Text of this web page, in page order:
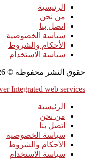
الرئيسية
من نحن
اتصل بنا
سياسة الخصوصية
الأحكام والشروط
سياسة الاستخدام
حقوق النشر محفوظة ©
Integrated web services
الرئيسية
من نحن
اتصل بنا
سياسة الخصوصية
الأحكام والشروط
سياسة الاستخدام